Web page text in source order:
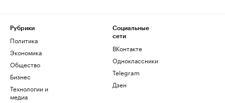
Рубрики
Политика
Экономика
Общество
Бизнес
Технологии и
медиа
Социальные
сети
ВКонтакте
Одноклассники
Telegram
Дзен